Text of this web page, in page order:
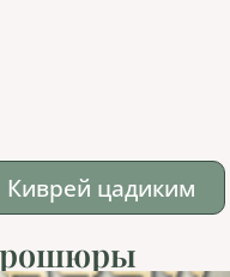
Киврей цадиким